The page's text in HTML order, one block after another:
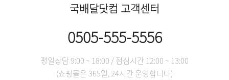
국배달닷컴 고객센터
0505-555-5556
평일상담 9:00 ~ 18:00 / 점심시간 12:00 ~ 13:00
(쇼핑몰은 365일, 24시간 운영합니다)